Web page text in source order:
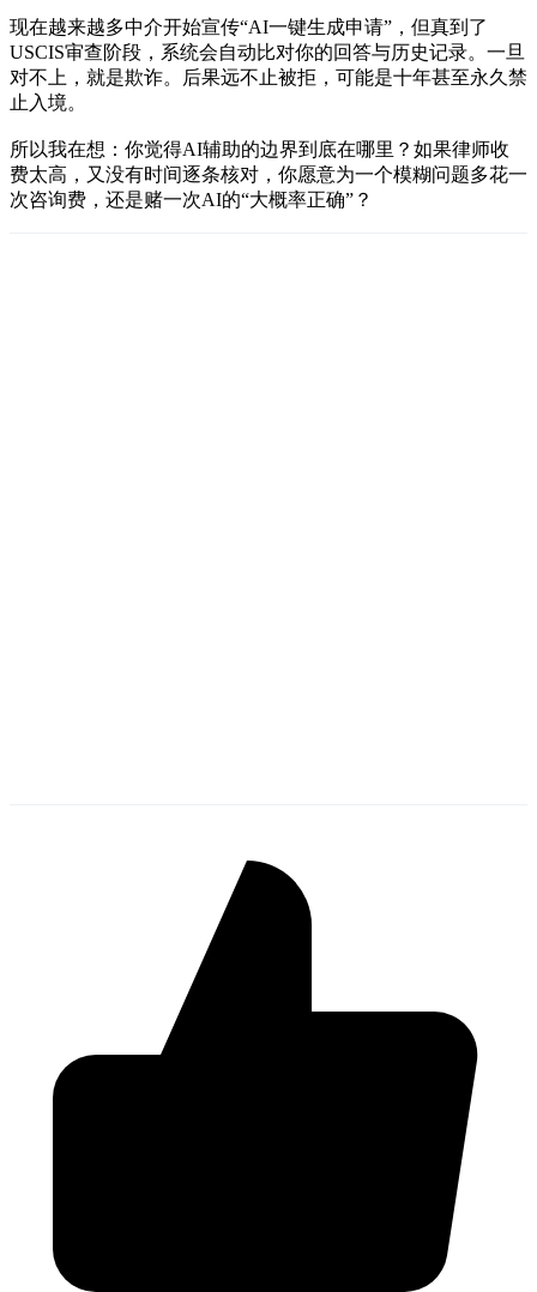
现在越来越多中介开始宣传“AI一键生成申请”，但真到了
USCIS审查阶段，系统会自动比对你的回答与历史记录。一旦
对不上，就是欺诈。后果远不止被拒，可能是十年甚至永久禁
止入境。
所以我在想：你觉得AI辅助的边界到底在哪里？如果律师收
费太高，又没有时间逐条核对，你愿意为一个模糊问题多花一
次咨询费，还是赌一次AI的“大概率正确”？